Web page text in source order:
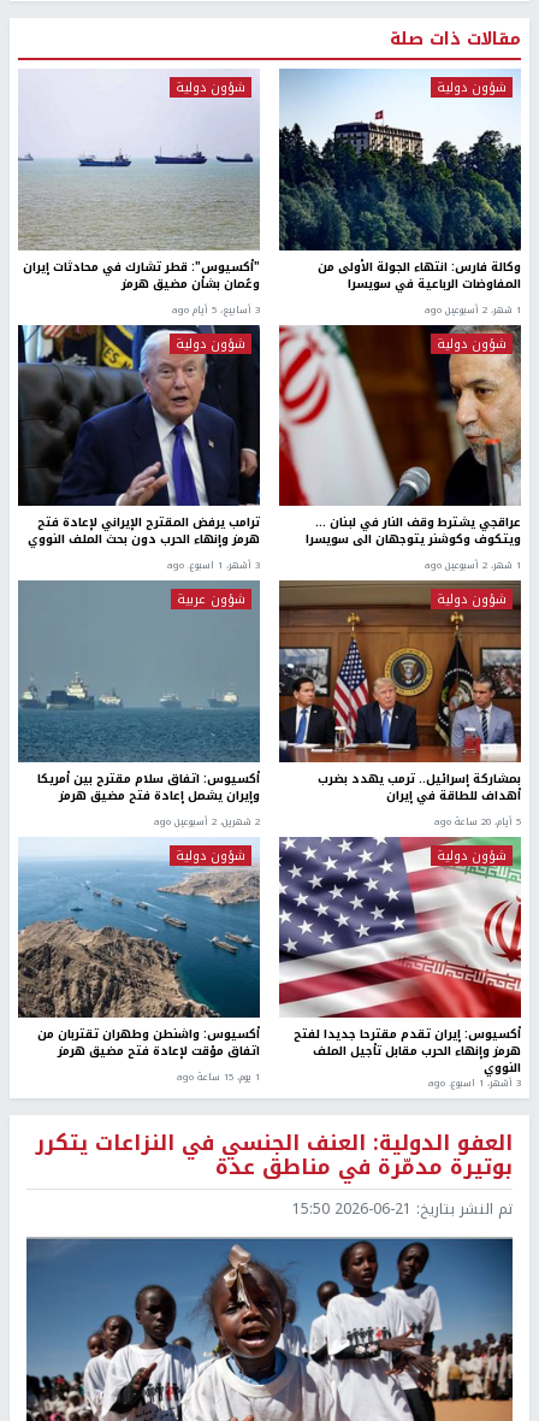
مقالات ذات صلة
شؤون دولية
وكالة فارس: انتهاء الجولة الأولى من
المفاوضات الرباعية في سويسرا
1 شهر، 2 أسبوعين ago
شؤون دولية
"أكسيوس": قطر تشارك في محادثات إيران
وعُمان بشأن مضيق هرمز
3 أسابيع، 5 أيام ago
شؤون دولية
عراقجي يشترط وقف النار في لبنان ...
ويتكوف وكوشنر يتوجهان الى سويسرا
1 شهر، 2 أسبوعين ago
شؤون دولية
ترامب يرفض المقترح الإيراني لإعادة فتح
هرمز وإنهاء الحرب دون بحث الملف النووي
3 أشهر، 1 اسبوع. ago
شؤون دولية
بمشاركة إسرائيل.. ترمب يهدد بضرب
أهداف للطاقة في إيران
5 أيام، 20 ساعة ago
شؤون عربية
أكسيوس: اتفاق سلام مقترح بين أمريكا
وإيران يشمل إعادة فتح مضيق هرمز
2 شهرين، 2 أسبوعين ago
شؤون دولية
أكسيوس: إيران تقدم مقترحا جديدا لفتح
هرمز وإنهاء الحرب مقابل تأجيل الملف
النووي
3 أشهر، 1 اسبوع. ago
شؤون دولية
أكسيوس: واشنطن وطهران تقتربان من
اتفاق مؤقت لإعادة فتح مضيق هرمز
1 يوم، 15 ساعة ago
العفو الدولية: العنف الجنسي في النزاعات يتكرر
بوتيرة مدمّرة في مناطق عدة
تم النشر بتاريخ: 2026-06-21 15:50